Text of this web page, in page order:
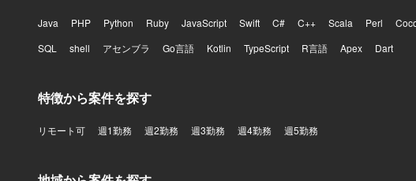
Java PHP Python Ruby JavaScript Swift C# C++ Scala Perl
SQL
shell アセンブラ Go言語 Kotlin TypeScript R言語 Apex Dart
特徴から案件を探す
リモート可 週1勤務 週2勤務 週3勤務 週4勤務 週5勤務